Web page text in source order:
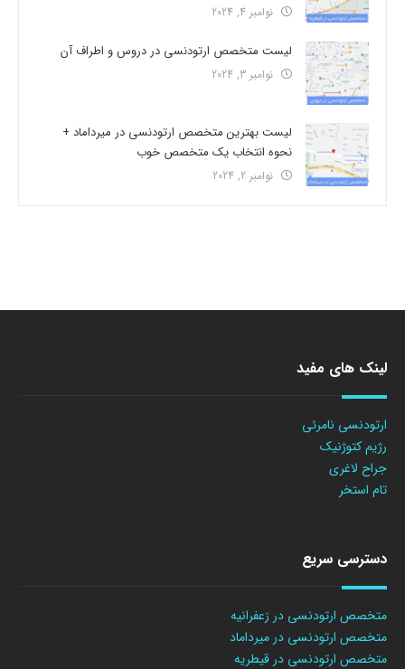
نوامبر 4, 2024
لیست متخصص ارتودنسی در دروس و اطراف آن
نوامبر 3, 2024
لیست بهترین متخصص ارتودنسی در میرداماد +
نحوه انتخاب یک متخصص خوب
نوامبر 2, 2024
لینک های مفید
ارتودنسی نامرئی
رژیم کتوژنیک
جراح لاغری
تام استخر
دسترسی سریع
متخصص ارتودنسی در زعفرانیه
متخصص ارتودنسی در میرداماد
متخصص ارتودنسی در قیطریه